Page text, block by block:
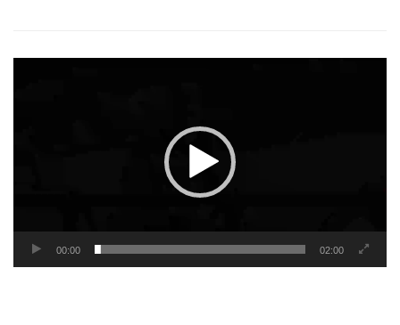
00:00 02:00